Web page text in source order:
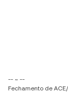
-- ~ --
Fechamento de